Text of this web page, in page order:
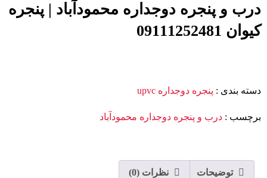
درب و پنجره دوجداره محمودآباد | پنجره
کیوان 09111252481
دسته بندی : پنجره دوجداره upvc
برچسب : درب و پنجره دوجداره محمودآباد
توضیحات نظرات (0)